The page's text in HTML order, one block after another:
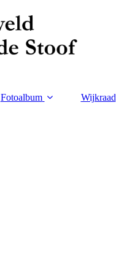
Fotoalbum Wijkraad